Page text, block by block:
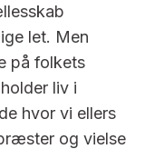
let. Men
på folkets
liv i
hvor vi ellers
og vielse